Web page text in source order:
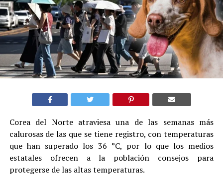
Corea del Norte atraviesa una de las semanas más
calurosas de las que se tiene registro, con temperaturas
que han superado los 36 °C, por lo que los medios
estatales ofrecen a la población consejos para
protegerse de las altas temperaturas.